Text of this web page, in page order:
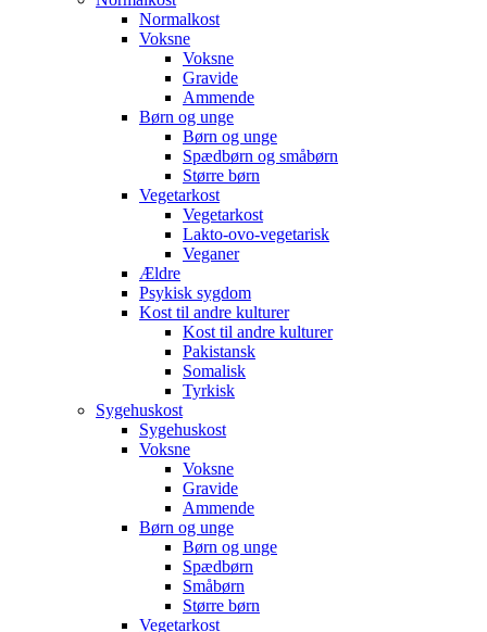
Normalkost
Voksne
Voksne
Gravide
Ammende
Børn og unge
Børn og unge
Spædbørn og småbørn
Større børn
Vegetarkost
Vegetarkost
Lakto-ovo-vegetarisk
Veganer
Ældre
Psykisk sygdom
Kost til andre kulturer
Kost til andre kulturer
Pakistansk
Somalisk
Tyrkisk
Sygehuskost
Sygehuskost
Voksne
Voksne
Gravide
Ammende
Børn og unge
Børn og unge
Spædbørn
Småbørn
Større børn
Vegetarkost